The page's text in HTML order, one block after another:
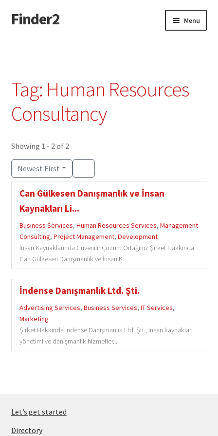
Skip
to
Skip
to
Finder2 Menu
Dashboard
Tag: Human Resources
Consultancy
Showing 1 - 2 of 2
Newest First
Can Gülkesen Danışmanlık ve İnsan
Kaynakları Li...
Business Services, Human Resources Services, Management
Consulting, Project Management, Development
İnsan Kaynaklarında Güvenilir Çözüm Ortağınız Şirket Hakkında
Can Gülkesen Danışmanlık ve İnsan K...
İndense Danışmanlık Ltd. Şti.
Advertising Services, Business Services, IT Services,
Marketing
Şirket Hakkında İndense Danışmanlık Ltd. Şti., insan kaynakları
yönetimi ve danışmanlık hizmetler...
Let’s get started
Directory